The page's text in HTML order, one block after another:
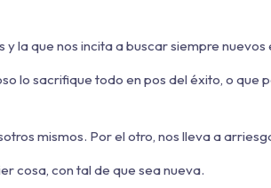
la que nos incita a buscar siempre nuevos
lo sacrifique todo en pos del éxito, o
mismos. Por el otro, nos lleva a
cosa, con tal de que sea nueva.